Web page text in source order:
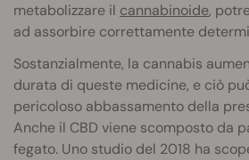
metabolizzare il cannabinoide,
ad assorbire correttamente
Sostanzialmente, la cannabis
durata di queste medicine, e ciò
pericoloso abbassamento della
Anche il CBD viene scomposto da
fegato. Uno studio del 2018 ha